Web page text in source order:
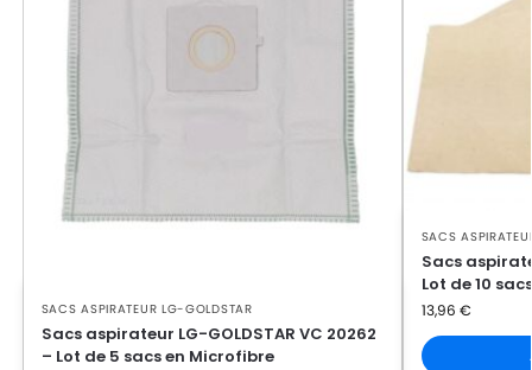
GOLDSTAR
LG-GOLDSTAR PASSION 3500
GOLDSTAR
LG-GOLDSTAR PASSION 3544
GOLDSTAR
LG-GOLDSTAR PASSION 3800
LG-
GOLDSTAR
LG-GOLDSTAR PASSION 4200
SACS ASPIRATEUR LG-GOLDSTAR
Sacs aspirateur LG-GOLDSTAR VC 20262
– Lot de 5 sacs en Microfibre
SACS
Sacs
Lot de 10
13,96 €